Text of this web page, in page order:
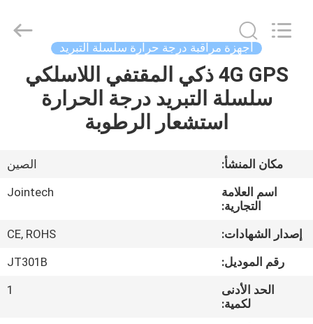
الصفحة
الرئيسية
عرض
الافتراضي
معلومات
Reserved.
أجهزة مراقبة درجة حرارة سلسلة التبريد
4G GPS ذكي المقتفي اللاسلكي
سلسلة التبريد درجة الحرارة
استشعار الرطوبة
مكان المنشأ:
الصين
اسم العلامة
التجارية:
Jointech
إصدار الشهادات:
CE, ROHS
رقم الموديل:
JT301B
الحد الأدنى
لكمية:
1